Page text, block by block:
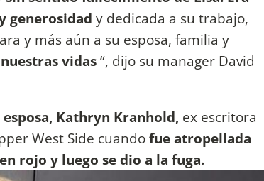
generosidad y dedicada a su trabajo,
y más aún a su esposa, familia y
vidas“, dijo su manager David
Kathryn Kranhold, ex escritora
West Side cuandofue atropellada
rojo y luego se dio a la fuga.